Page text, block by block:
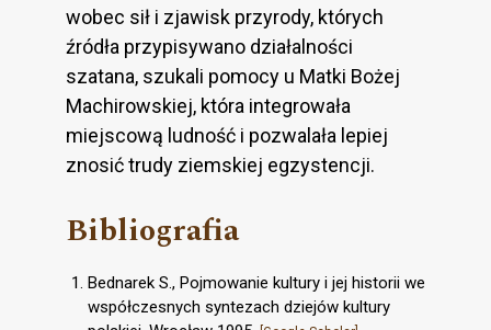
wobec sił i zjawisk przyrody, których
źródła przypisywano działalności
szatana, szukali pomocy u Matki Bożej
Machirowskiej, która integrowała
miejscową ludność i pozwalała lepiej
znosić trudy ziemskiej egzystencji.
Bibliografia
Bednarek S., Pojmowanie kultury i jej historii we
współczesnych syntezach dziejów kultury